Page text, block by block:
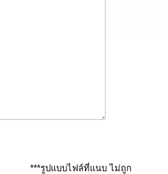
***รูปแบบไฟล์ที่แนบ ไม่ถูก